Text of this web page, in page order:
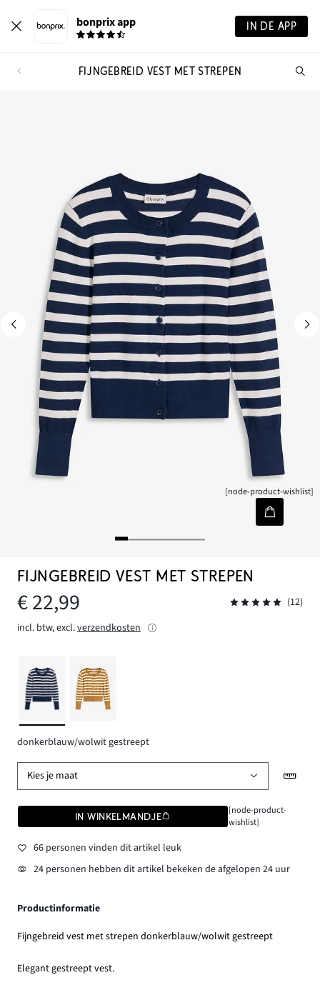
bonprix app IN DE APP
FIJNGEBREID VEST MET STREPEN
[node-product-wishlist]
FIJNGEBREID VEST MET STREPEN
€ 22,99
(12)
incl. btw, excl.verzendkosten
donkerblauw/wolwit gestreept
Kies je maat
IN WINKELMANDJE
[node-product-
wishlist]
66 personen vinden dit artikel leuk
24 personen hebben dit artikel bekeken de afgelopen 24 uur
Productinformatie
Fijngebreid vest met strepen donkerblauw/wolwit gestreept
Elegant gestreept vest.